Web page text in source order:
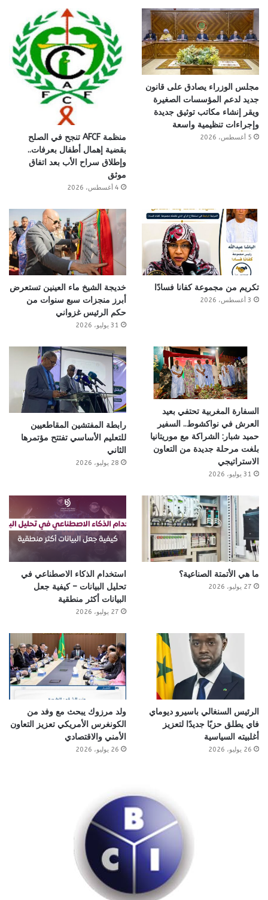
مجلس الوزراء يصادق على قانون
جديد لدعم المؤسسات الصغيرة
ويقر إنشاء مكاتب توثيق جديدة
وإجراءات تنظيمية واسعة
5 أغسطس، 2026
منظمة AFCF تنجح في الصلح
بقضية إهمال أطفال بعرفات..
وإطلاق سراح الأب بعد اتفاق
موثق
4 أغسطس، 2026
تكريم من مجموعة كفانا فسادًا
3 أغسطس، 2026
خديجة الشيخ ماء العينين تستعرض
أبرز منجزات سبع سنوات من
حكم الرئيس غزواني
31 يوليو، 2026
السفارة المغربية تحتفي بعيد
العرش في نواكشوط.. السفير
حميد شبار: الشراكة مع موريتانيا
بلغت مرحلة جديدة من التعاون
الاستراتيجي
31 يوليو، 2026
رابطة المفتشين المقاطعيين
للتعليم الأساسي تفتتح مؤتمرها
الثاني
28 يوليو، 2026
ما هي الأتمتة الصناعية؟
27 يوليو، 2026
استخدام الذكاء الاصطناعي في
تحليل البيانات – كيفية جعل
البيانات أكثر منطقية
27 يوليو، 2026
الرئيس السنغالي باسيرو ديوماي
فاي يطلق حزبًا جديدًا لتعزيز
أغلبيته السياسية
26 يوليو، 2026
ولد مرزوك يبحث مع وفد من
الكونغرس الأمريكي تعزيز التعاون
الأمني والاقتصادي
26 يوليو، 2026